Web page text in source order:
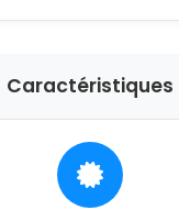
Caractéristiques